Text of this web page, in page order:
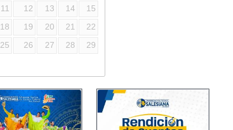
11 12 13 14
15
18 19 20 21
22
25 26 27 28
29